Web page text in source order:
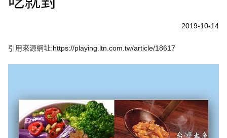
2019-10-14
引用來源網址:https://playing.ltn.com.tw/article/18617